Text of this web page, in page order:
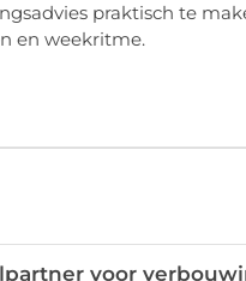
praktisch te
en weekritme.
voor